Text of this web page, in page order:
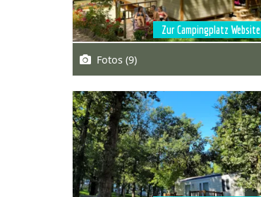
Zur Campingplatz Website
Fotos (9)